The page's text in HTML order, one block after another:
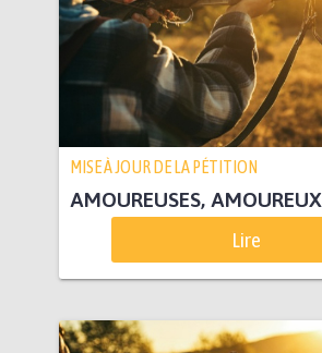
MISE À JOUR DE LA PÉTITION
AMOUREUSES, AMOUREUX
Lire